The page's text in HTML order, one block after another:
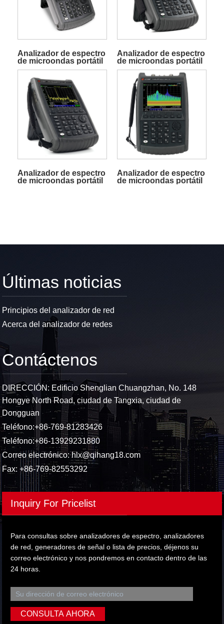
Analizador de espectro
de microondas portátil
FieldFox N9952B
Analizador de espectro
de microondas portátil
FieldFox N9952A
Analizador de espectro
de microondas portátil
Analizador de espectro
de microondas portátil
Últimas noticias
Principios del analizador de red
Acerca del analizador de redes
Contáctenos
DIRECCIÓN: Edificio Shenglian Chuangzhan, No. 148
Hongye North Road, ciudad de Tangxia, ciudad de
Dongguan
Teléfono:+86-769-81283426
Teléfono:+86-13929231880
Correo electrónico:hlx@qihang18.com
Fax: +86-769-82553292
Inquiry For Pricelist
Para consultas sobre analizadores de espectro, analizadores
de red, generadores de señal o lista de precios, déjenos su
correo electrónico y nos pondremos en contacto dentro de las
24 horas.